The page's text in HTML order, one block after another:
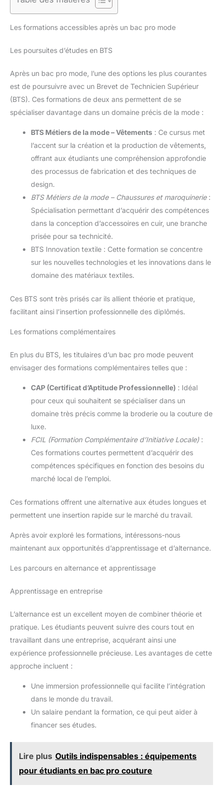
Les formations accessibles après un bac pro mode
Les poursuites d’études en BTS
Après un bac pro mode, l’une des options les plus courantes
est de poursuivre avec un Brevet de Technicien Supérieur
(BTS). Ces formations de deux ans permettent de se
spécialiser davantage dans un domaine précis de la mode :
BTS Métiers de la mode – Vêtements : Ce cursus met
l’accent sur la création et la production de vêtements,
offrant aux étudiants une compréhension approfondie
des processus de fabrication et des techniques de
design.
BTS Métiers de la mode – Chaussures et maroquinerie:
Spécialisation permettant d’acquérir des compétences
dans la conception d’accessoires en cuir, une branche
prisée pour sa technicité.
BTS Innovation textile : Cette formation se concentre
sur les nouvelles technologies et les innovations dans le
domaine des matériaux textiles.
Ces BTS sont très prisés car ils allient théorie et pratique,
facilitant ainsi l’insertion professionnelle des diplômés.
Les formations complémentaires
En plus du BTS, les titulaires d’un bac pro mode peuvent
envisager des formations complémentaires telles que :
CAP (Certificat d’Aptitude Professionnelle) : Idéal
pour ceux qui souhaitent se spécialiser dans un
domaine très précis comme la broderie ou la couture de
luxe.
FCIL (Formation Complémentaire d’Initiative Locale) :
Ces formations courtes permettent d’acquérir des
compétences spécifiques en fonction des besoins du
marché local de l’emploi.
Ces formations offrent une alternative aux études longues et
permettent une insertion rapide sur le marché du travail.
Après avoir exploré les formations, intéressons-nous
maintenant aux opportunités d’apprentissage et d’alternance.
Les parcours en alternance et apprentissage
Apprentissage en entreprise
L’alternance est un excellent moyen de combiner théorie et
pratique. Les étudiants peuvent suivre des cours tout en
travaillant dans une entreprise, acquérant ainsi une
expérience professionnelle précieuse. Les avantages de cette
approche incluent :
Une immersion professionnelle qui facilite l’intégration
dans le monde du travail.
Un salaire pendant la formation, ce qui peut aider à
financer ses études.
Lire plus Outils indispensables : équipements
pour étudiants en bac pro couture